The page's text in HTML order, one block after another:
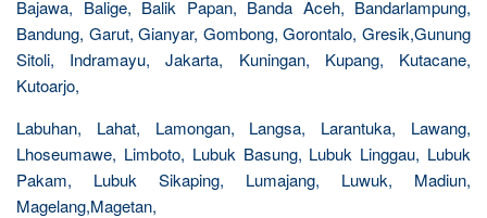
Bajawa, Balige, Balik Papan, Banda Aceh, Bandarlampung,
Bandung, Garut, Gianyar, Gombong, Gorontalo, Gresik,Gunung
Sitoli, Indramayu, Jakarta, Kuningan, Kupang, Kutacane,
Kutoarjo,
Labuhan, Lahat, Lamongan, Langsa, Larantuka, Lawang,
Lhoseumawe, Limboto, Lubuk Basung, Lubuk Linggau, Lubuk
Pakam, Lubuk Sikaping, Lumajang, Luwuk, Madiun,
Magelang,Magetan,